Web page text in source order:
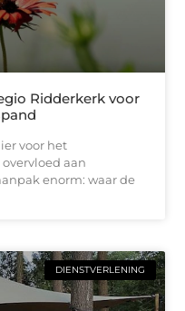
Ridderkerk voor
voor het
aan
enorm: waar de
DIENSTVERLENING